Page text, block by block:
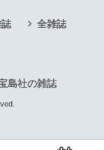
全雑誌
島社の雑誌